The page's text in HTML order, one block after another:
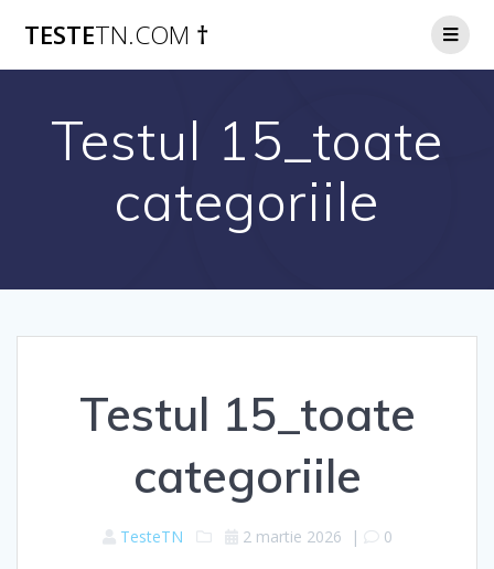
TESTETN.COM †
Testul 15_toate
categoriile
Testul 15_toate
categoriile
TesteTN 2 martie 2026 | 0